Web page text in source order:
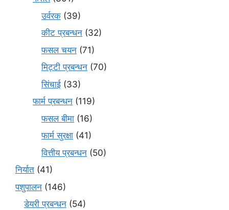
उर्वरक (39)
कीट प्रबन्धन (32)
फसल चयन (71)
मि‌ट्टी प्रबन्धन (70)
सिंचाई (33)
फार्म प्रबन्धन (119)
फसल बीमा (16)
फार्म सुरक्षा (41)
वित्तीय प्रबन्धन (50)
निर्यात (41)
पशुपालन (146)
डेयरी प्रबन्धन (54)